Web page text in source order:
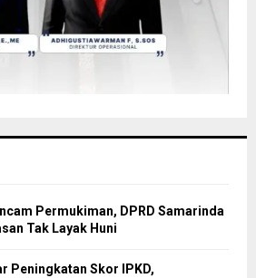
Permukiman, DPRD Samarinda
Tak Layak Huni
Peningkatan Skor IPKD,